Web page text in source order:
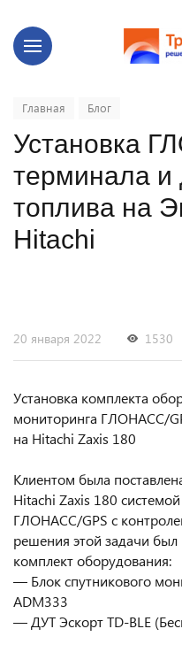
Главная Блог
Установка
терминала и
топлива на
Hitachi
20 января 2022 1530
Установка комплекта
мониторинга ГЛОНАСС/
на Hitachi Zaxis 180
Клиентом была
Hitachi Zaxis 180
ГЛОНАСС/GPS с
решения этой задачи
комплект оборудования:
— Блок спутникового
ADM333
— ДУТ Эскорт TD-BLE